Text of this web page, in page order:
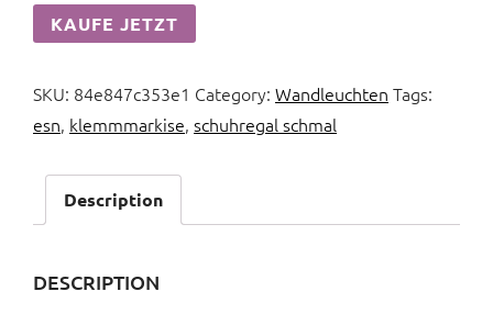
KAUFE JETZT
SKU: 84e847c353e1 Category: Wandleuchten Tags:
esn, klemmmarkise, schuhregal schmal
Description
DESCRIPTION